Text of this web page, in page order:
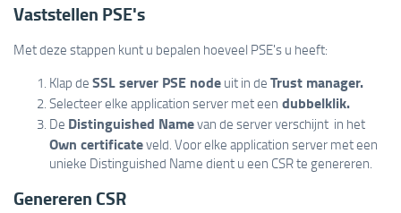
Vaststellen PSE's
Met deze stappen kunt u bepalen hoeveel PSE's u heeft:
Klap de SSL server PSE node uit in de Trust manager.
Selecteer elke application server met een dubbelklik.
De Distinguished Namevan de server verschijnt in het
Own certificateveld. Voor elke application server met een
unieke Distinguished Name dient u een CSR te genereren.
Genereren CSR